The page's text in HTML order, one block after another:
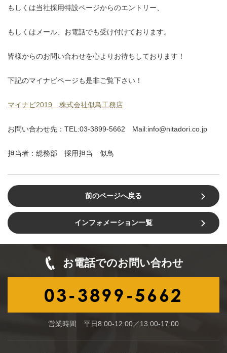
もしくは当社採用特設ページからのエントリー、
もしくはメール、お電話でも受け付けております。
皆様からのお問い合わせを心よりお待ちしております！
下記のマイナビページも是非ご覧下さい！
マイナビ2019 株式会社似鳥工務店
お問い合わせ先：TEL:03-3899-5662 Mail:info@nitadori.co.jp
担当者：総務部 採用担当 似鳥
前のページへ戻る
インフォメーション一覧
お電話でのお問い合わせ
03-3899-5662
営業時間 平日8:00-12:00／13:00-17:00